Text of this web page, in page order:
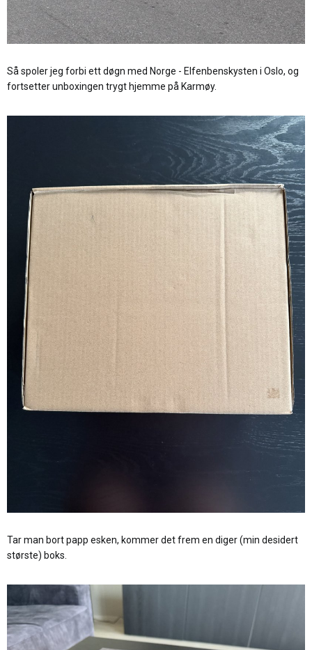
Så spoler jeg forbi ett døgn med Norge - Elfenbenskysten i Oslo, og
fortsetter unboxingen trygt hjemme på Karmøy.
Tar man bort papp esken, kommer det frem en diger (min desidert
største) boks.